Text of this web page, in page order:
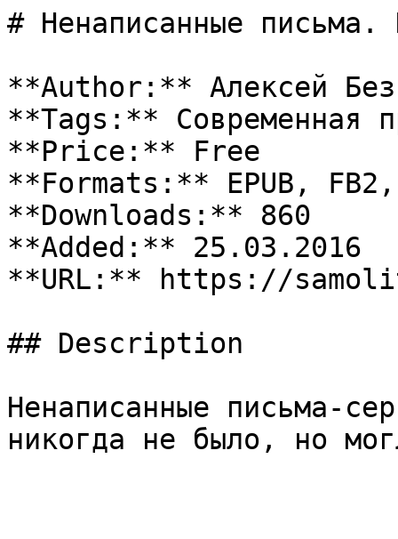
# Ненаписанные письма.
**Author:** Алексей
**Tags:** Современная
**Price:** Free
**Formats:** EPUB, FB2,
**Downloads:** 860
**Added:** 25.03.2016
**URL:** https://
## Description
Ненаписанные письма-
никогда не было, но